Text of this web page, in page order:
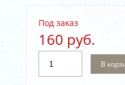
Под заказ
160 руб.
В